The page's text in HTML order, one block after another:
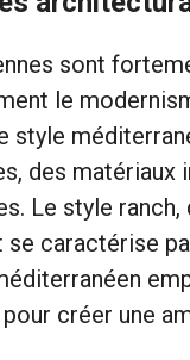
sont
le
style
des
Le style
caractérise
créer une